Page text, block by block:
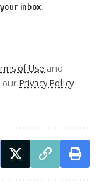
inbox.
of Use and
ourPrivacy Policy.